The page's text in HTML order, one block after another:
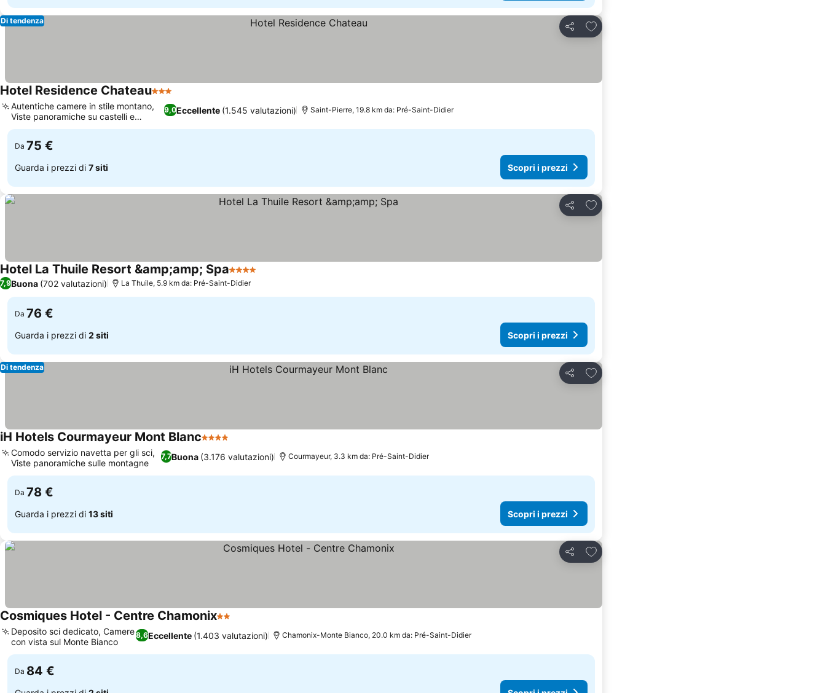
Condividi
Aggiungi ai preferiti
Di tendenza
Hotel Residence Chateau3 Stelle
9,0Eccellente (1.545 valutazioni)
Autentiche camere in stile montano,
Viste panoramiche su castelli e
montagne
Saint-Pierre, 19.8 km da: Pré-Saint-Didier
Da 75 €
Guarda i prezzi di 7 siti Scopri i prezzi
Condividi
Aggiungi ai preferiti
Hotel La Thuile Resort &amp;amp; Spa4 Stelle
7,9Buona (702 valutazioni) La Thuile, 5.9 km da: Pré-Saint-Didier
Da 76 €
Guarda i prezzi di 2 siti Scopri i prezzi
Condividi
Aggiungi ai preferiti
Di tendenza
iH Hotels Courmayeur Mont Blanc4 Stelle
7,7Buona (3.176 valutazioni)
Comodo servizio navetta per gli sci,
Viste panoramiche sulle montagne
Courmayeur, 3.3 km da: Pré-Saint-Didier
Da 78 €
Guarda i prezzi di 13 siti Scopri i prezzi
Condividi
Aggiungi ai preferiti
Cosmiques Hotel - Centre Chamonix2 Stelle
8,6Eccellente (1.403 valutazioni)
Deposito sci dedicato, Camere
con vista sul Monte Bianco
Chamonix-Monte Bianco, 20.0 km da: Pré-Saint-Didier
Da 84 €